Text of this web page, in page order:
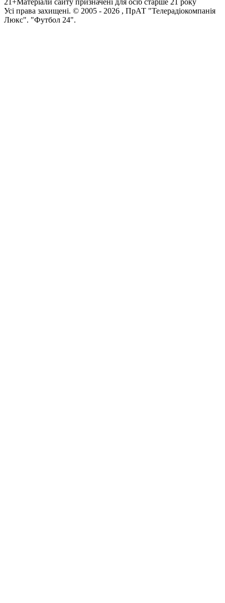
21+Матеріали сайту призначені для осіб старше 21 року
Усi права захищенi. © 2005 - 2026 , ПрАТ "Телерадіокомпанія
Люкс". "Футбол 24".